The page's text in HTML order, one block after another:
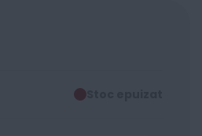
Stoc epuizat